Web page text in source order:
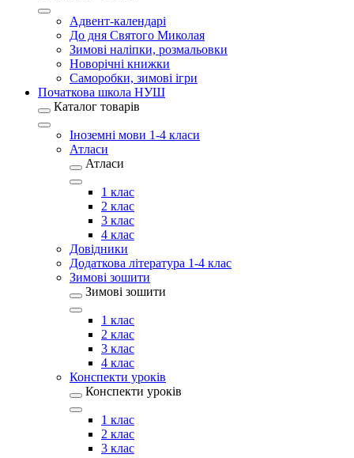
Адвент-календарі
До дня Святого Миколая
Зимові наліпки, розмальовки
Новорічні книжки
Саморобки, зимові ігри
Початкова школа НУШ
Каталог товарів
Іноземні мови 1-4 класи
Атласи
Атласи
1 клас
2 клас
3 клас
4 клас
Довідники
Додаткова література 1-4 клас
Зимові зошити
Зимові зошити
1 клас
2 клас
3 клас
4 клас
Конспекти уроків
Конспекти уроків
1 клас
2 клас
3 клас